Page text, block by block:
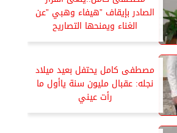
الصادر بإيقاف ”هيفاء وهبي ”عن
الغناء ويمنحها التصاريح
مصطفى كامل يحتفل بعيد ميلاد
نجله: عقبال مليون سنة ياأول ما
رأت عيني